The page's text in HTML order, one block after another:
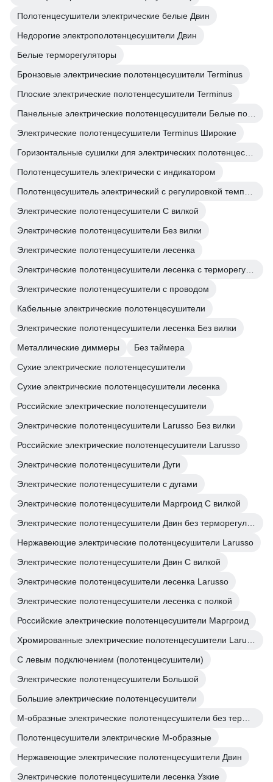
Полотенцесушители электрические белые Двин
Недорогие электрополотенцесушители Двин
Белые терморегуляторы
Бронзовые электрические полотенцесушители Terminus
Плоские электрические полотенцесушители Terminus
Электрические полотенцесушители Terminus Широкие
Полотенцесушитель электрически с индикатором
Электрические полотенцесушители С вилкой
Электрические полотенцесушители Без вилки
Электрические полотенцесушители лесенка
Электрические полотенцесушители с проводом
Кабельные электрические полотенцесушители
Электрические полотенцесушители лесенка Без вилки
Металлические диммеры
Без таймера
Сухие электрические полотенцесушители
Сухие электрические полотенцесушители лесенка
Российские электрические полотенцесушители
Электрические полотенцесушители Larusso Без вилки
Российские электрические полотенцесушители Larusso
Электрические полотенцесушители Дуги
Электрические полотенцесушители с дугами
Электрические полотенцесушители Маргроид С вилкой
Нержавеющие электрические полотенцесушители Larusso
Электрические полотенцесушители Двин С вилкой
Электрические полотенцесушители лесенка Larusso
Электрические полотенцесушители лесенка с полкой
Российские электрические полотенцесушители Маргроид
С левым подключением (полотенцесушители)
Электрические полотенцесушители Большой
Большие электрические полотенцесушители
Полотенцесушители электрические М-образные
Нержавеющие электрические полотенцесушители Двин
Электрические полотенцесушители лесенка Узкие